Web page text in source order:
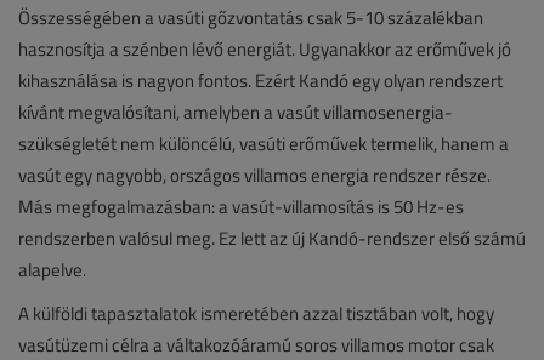
Összességében a vasúti gőzvontatás csak 5-10 százalékban
hasznosítja a szénben lévő energiát. Ugyanakkor az erőművek jó
kihasználása is nagyon fontos. Ezért Kandó egy olyan rendszert
kívánt megvalósítani, amelyben a vasút villamosenergia-
szükségletét nem különcélú, vasúti erőművek termelik, hanem a
vasút egy nagyobb, országos villamos energia rendszer része.
Más megfogalmazásban: a vasút-villamosítás is 50 Hz-es
rendszerben valósul meg. Ez lett az új Kandó-rendszer első számú
alapelve.
A külföldi tapasztalatok ismeretében azzal tisztában volt, hogy
vasútüzemi célra a váltakozóáramú soros villamos motor csak